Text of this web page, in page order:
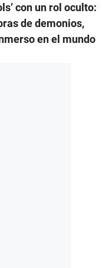
con un rol oculto:
de demonios,
en el mundo